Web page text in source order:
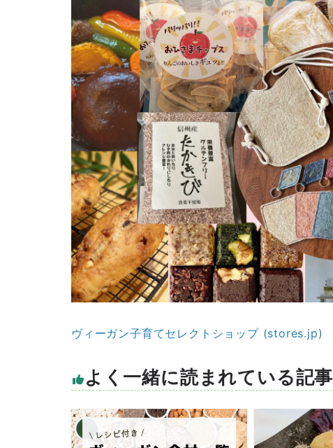
ヴィーガン子育てセレクトショップ (stores.jp)
よく一緒に読まれている記事